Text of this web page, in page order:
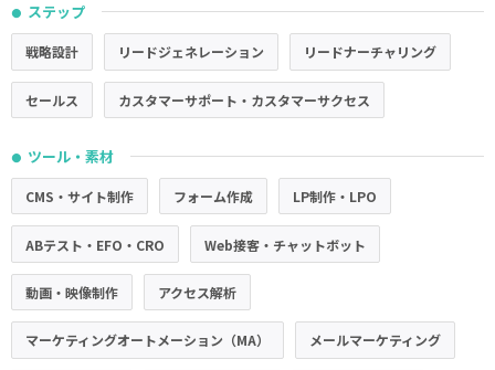
● ステップ
戦略設計 リードジェネレーション リードナーチャリング
セールス カスタマーサポート・カスタマーサクセス
● ツール・素材
CMS・サイト制作 フォーム作成 LP制作・LPO
ABテスト・EFO・CRO Web接客・チャットボット
動画・映像制作 アクセス解析
マーケティングオートメーション（MA） メールマーケティング